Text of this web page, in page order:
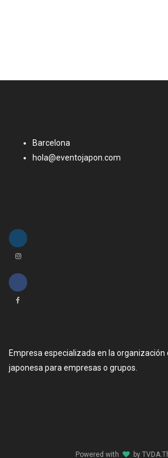
Barcelona
hola@eventojapon.com
Empresa especializada en la
japonesa para empresas o grupos.
Powered with by